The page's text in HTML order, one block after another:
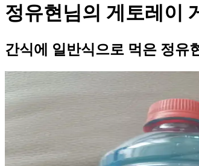
정유현님의 게토레이
간식에 일반식으로 먹은 정유